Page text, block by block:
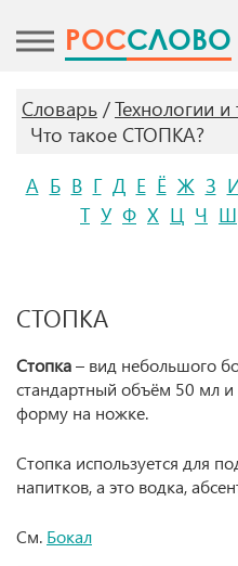
POCСЛОВО
Словарь
Технологии и
Что такое СТОПКА?
А Б В Г Д Е Ё Ж З
Т У Ф Х Ц Ч Ш
СТОПКА
Стопка– вид небольшого
стандартный объём 50 мл
форму на ножке.
Стопка используется для
напитков, а это водка,
См. Бокал